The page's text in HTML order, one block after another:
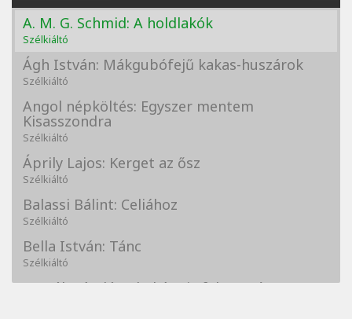
A. M. G. Schmid: A holdlakók
Szélkiáltó
Ágh István: Mákgubófejű kakas-huszárok
Szélkiáltó
Angol népköltés: Egyszer mentem
Kisasszondra
Szélkiáltó
Áprily Lajos: Kerget az ősz
Szélkiáltó
Balassi Bálint: Celiához
Szélkiáltó
Bella István: Tánc
Szélkiáltó
Bertók László: A kukára is fel vagy írva